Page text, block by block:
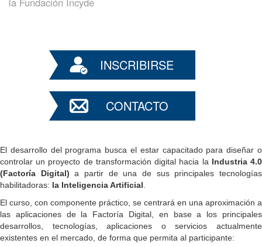
INSCRIBIRSE
CONTACTO
El desarrollo del programa busca el estar capacitado para diseñar o
controlar un proyecto de transformación digital hacia la Industria 4.0
(Factoría Digital) a partir de una de sus principales tecnologías
habilitadoras: la Inteligencia Artificial.
El curso, con componente práctico, se centrará en una aproximación a
las aplicaciones de la Factoría Digital, en base a los principales
desarrollos, tecnologías, aplicaciones o servicios actualmente
existentes en el mercado, de forma que permita al participante: